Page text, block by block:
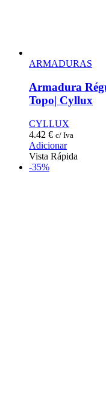
ARMADURAS
Armadura
Topo| Cyllux
CYLLUX
4.42 € c/ Iva
Adicionar
Vista Rápida
-35%